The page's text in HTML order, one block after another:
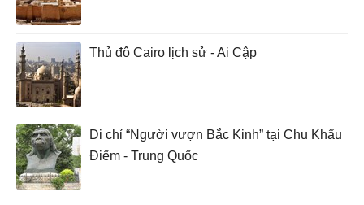
Thủ đô Cairo lịch sử - Ai Cập
Di chỉ “Người vượn Bắc Kinh” tại Chu Khẩu
Điếm - Trung Quốc